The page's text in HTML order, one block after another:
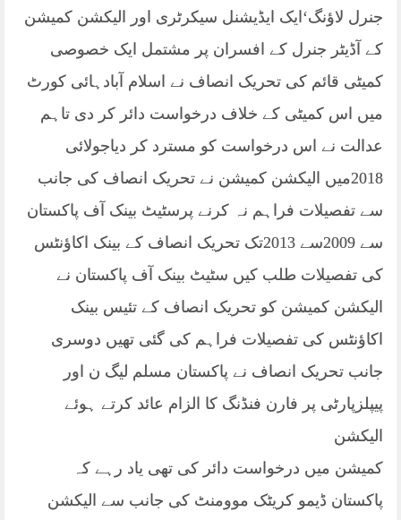
جنرل لاؤنگ‘ایک ایڈیشنل سیکرٹری اور الیکشن کمیشن
کے آڈیٹر جنرل کے افسران پر مشتمل ایک خصوصی
کمیٹی قائم کی تحریک انصاف نے اسلام آبادہائی کورٹ
میں اس کمیٹی کے خلاف درخواست دائر کر دی تاہم
عدالت نے اس درخواست کو مسترد کر دیاجولائی
2018میں الیکشن کمیشن نے تحریک انصاف کی جانب
سے تفصیلات فراہم نہ کرنے پرسٹیٹ بینک آف پاکستان
سے 2009سے 2013تک تحریک انصاف کے بینک اکاؤنٹس
کی تفصیلات طلب کیں سٹیٹ بینک آف پاکستان نے
الیکشن کمیشن کو تحریک انصاف کے تئیس بینک
اکاؤنٹس کی تفصیلات فراہم کی گئی تھیں دوسری
جانب تحریک انصاف نے پاکستان مسلم لیگ ن اور
پیپلزپارٹی پر فارن فنڈنگ کا الزام عائد کرتے ہوئے
الیکشن
کمیشن میں درخواست دائر کی تھی یاد رہے کہ
پاکستان ڈیمو کریٹک موومنٹ کی جانب سے الیکشن